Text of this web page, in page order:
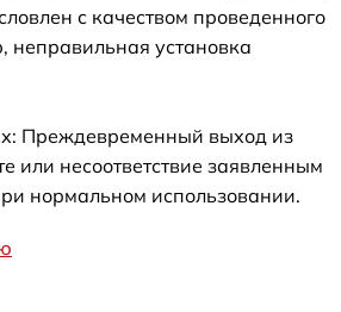
с качеством проведенного
неправильная установка
Преждевременный выход из
или несоответствие заявленным
нормальном использовании.